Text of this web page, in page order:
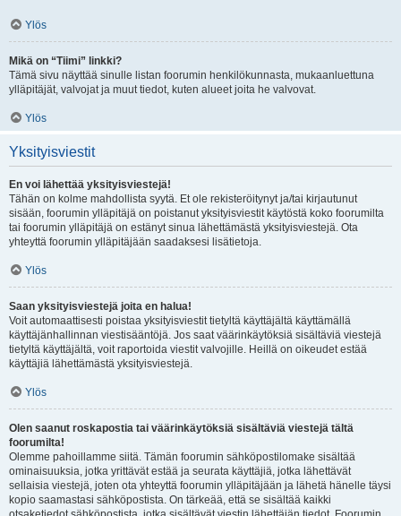
Ylös
Mikä on “Tiimi” linkki?
Tämä sivu näyttää sinulle listan foorumin henkilökunnasta, mukaanluettuna
ylläpitäjät, valvojat ja muut tiedot, kuten alueet joita he valvovat.
Ylös
Yksityisviestit
En voi lähettää yksityisviestejä!
Tähän on kolme mahdollista syytä. Et ole rekisteröitynyt ja/tai kirjautunut
sisään, foorumin ylläpitäjä on poistanut yksityisviestit käytöstä koko foorumilta
tai foorumin ylläpitäjä on estänyt sinua lähettämästä yksityisviestejä. Ota
yhteyttä foorumin ylläpitäjään saadaksesi lisätietoja.
Ylös
Saan yksityisviestejä joita en halua!
Voit automaattisesti poistaa yksityisviestit tietyltä käyttäjältä käyttämällä
käyttäjänhallinnan viestisääntöjä. Jos saat väärinkäytöksiä sisältäviä viestejä
tietyltä käyttäjältä, voit raportoida viestit valvojille. Heillä on oikeudet estää
käyttäjiä lähettämästä yksityisviestejä.
Ylös
Olen saanut roskapostia tai väärinkäytöksiä sisältäviä viestejä tältä
foorumilta!
Olemme pahoillamme siitä. Tämän foorumin sähköpostilomake sisältää
ominaisuuksia, jotka yrittävät estää ja seurata käyttäjiä, jotka lähettävät
sellaisia viestejä, joten ota yhteyttä foorumin ylläpitäjään ja lähetä hänelle täysi
kopio saamastasi sähköpostista. On tärkeää, että se sisältää kaikki